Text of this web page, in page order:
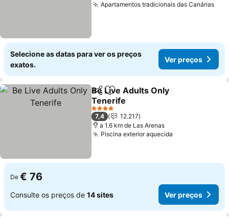
Apartamentos tradicionais das Canárias
Selecione as datas para ver os preços
exatos.
Ver preços
PartilharAdicionar aos favoritos
Be Live Adults Only
Tenerife
4 Estrelas
7,4
12.217
a 1.6 km de Las Arenas
Piscina exterior aquecida
De € 76
Consulte os preços de 14 sites Ver preços